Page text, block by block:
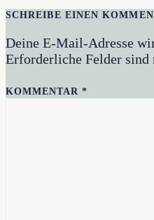
SCHREIBE EINEN
Deine E-Mail-Adresse
Erforderliche Felder sind
KOMMENTAR*